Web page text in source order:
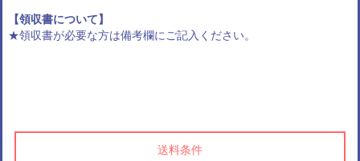
【領収書について】
★領収書が必要な方は備考欄にご記入ください。
送料条件